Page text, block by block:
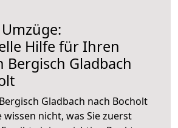
Hilfe für Ihren
Bergisch Gladbach
Gladbach nach Bocholt
wissen nicht, was Sie zuerst